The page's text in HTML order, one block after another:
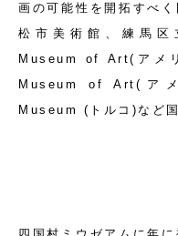
画の可能性を開拓すべ
松市美術館、練馬
Museum of Art(アメ
Museum of Art(ア
Museum (トルコ)など